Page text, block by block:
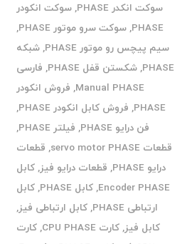
سوکت انکدر PHASE
,سوکت انکودر
PHASE
,سوکت سرو موتور PHASE
,
سیم پیچس رو موتور PHASE
,شبکه
PHASE
,شکستن قفل PHASE , فارسی
Manual PHASE
, فروش انکودر
PHASE
, فروش کابل انکودر PHASE
,
فن درایو PHASE
, فیلتر PHASE
,
قطعات servo motor PHASE
, قطعات
درایو PHASE
, قطعات درایو فیز,کابل
Encoder PHASE
,کابل PHASE ,کابل
ارتباطی PHASE
,کابل ارتباطی فیز,
کابل فیز,کارت CPU PHASE ,کارت